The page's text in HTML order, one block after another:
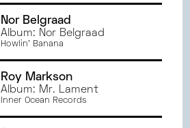
Nor Belgraad
Album: Nor Belgraad
Howlin' Banana
Roy Markson
Album: Mr. Lament
Inner Ocean Records